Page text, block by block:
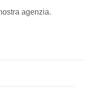
agenzia.